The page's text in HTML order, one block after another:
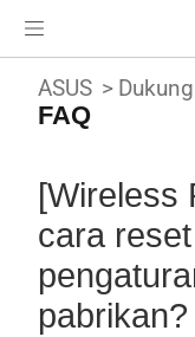
ASUS
FAQ
[Wireless
cara
pabrikan?